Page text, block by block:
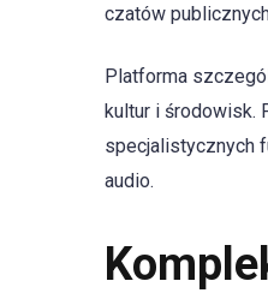
czatów
Platforma
kultur i środowisk.
specjalistycznych
audio.